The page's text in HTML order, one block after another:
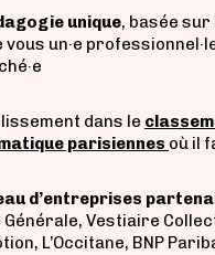
unique, basée sur
vous un·e
dans le
parisiennes où il
d’entreprises
Générale, Vestiaire
L’Occitane, BNP